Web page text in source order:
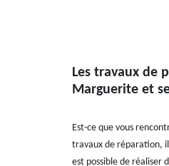
Les travaux de
Marguerite et
Est-ce que vous
travaux de réparation,
est possible de réaliser